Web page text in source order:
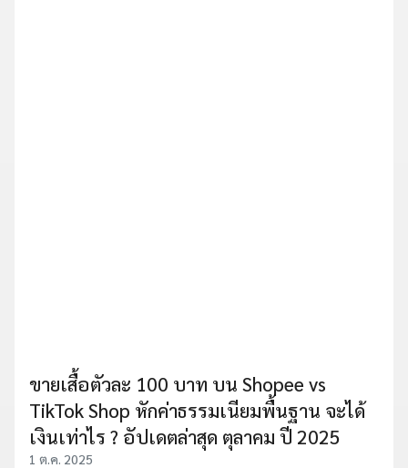
ขายเสื้อตัวละ 100 บาท บน Shopee vs
TikTok Shop หักค่าธรรมเนียมพื้นฐาน จะได้
เงินเท่าไร ? อัปเดตล่าสุด ตุลาคม ปี 2025
1 ต.ค. 2025